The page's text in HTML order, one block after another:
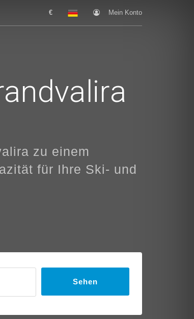
€ Mein Konto
zu einem
für Ihre Ski- und
Sehen